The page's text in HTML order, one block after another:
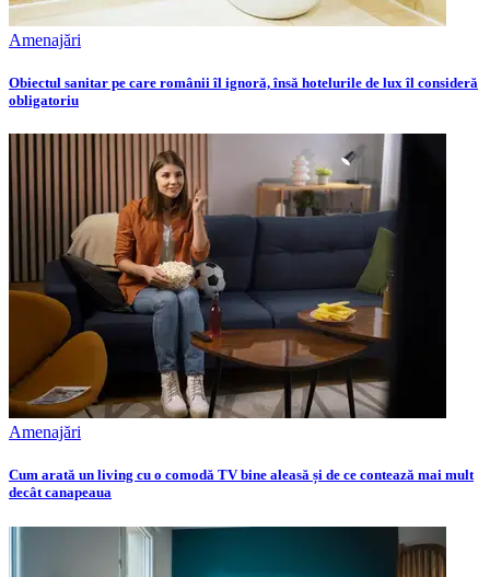
Amenajări
Obiectul sanitar pe care românii îl ignoră, însă hotelurile de lux îl consideră
obligatoriu
Amenajări
Cum arată un living cu o comodă TV bine aleasă și de ce contează mai mult
decât canapeaua